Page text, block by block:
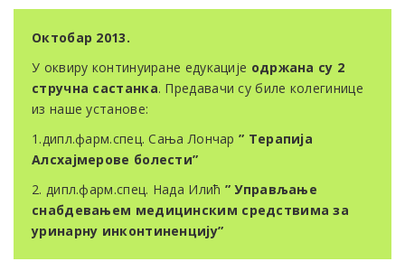
Октобар 2013.
У оквиру континуиране едукације одржана су 2
стручна састанка. Предавачи су биле колегинице
из наше установе:
1.дипл.фарм.спец. Сања Лончар” Терапија
Алсхајмерове болести”
2. дипл.фарм.спец. Нада Илић ” Управљање
снабдевањем медицинским средствима за
уринарну инконтиненцију”